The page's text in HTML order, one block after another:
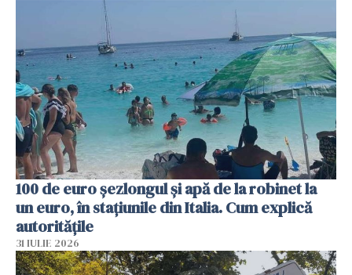
100 de euro șezlongul și apă de la robinet la
un euro, în stațiunile din Italia. Cum explică
autoritățile
31 IULIE 2026